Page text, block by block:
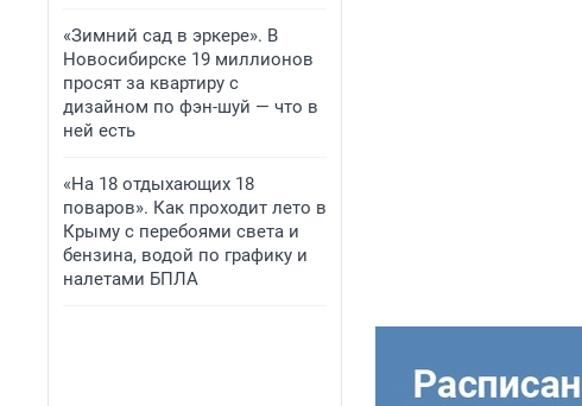
«Зимний сад в эркере». В
Новосибирске 19 миллионов
просят за квартиру с
дизайном по фэн-шуй — что в
ней есть
«На 18 отдыхающих 18
поваров». Как проходит лето в
Крыму с перебоями света и
бензина, водой по графику и
налетами БПЛА